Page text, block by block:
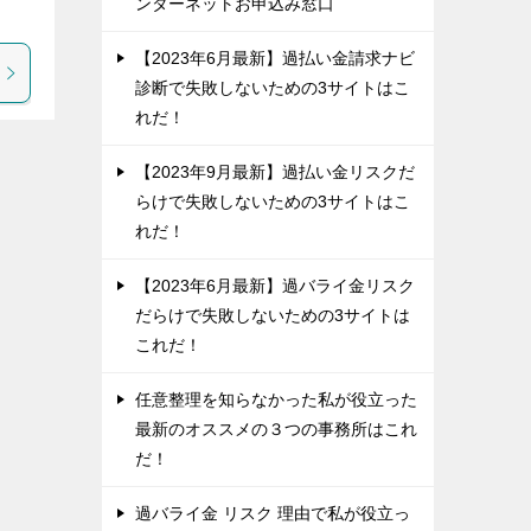
【2023年6月最新】過払い金請求ナビ
診断で失敗しないための3サイトはこ
れだ！
【2023年9月最新】過払い金リスクだ
らけで失敗しないための3サイトはこ
れだ！
【2023年6月最新】過バライ金リスク
だらけで失敗しないための3サイトは
これだ！
任意整理を知らなかった私が役立った
最新のオススメの３つの事務所はこれ
だ！
過バライ金 リスク 理由で私が役立っ